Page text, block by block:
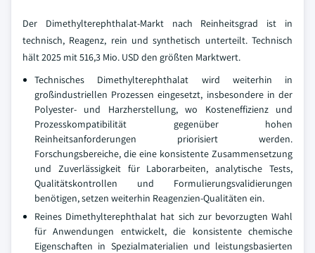
Der Dimethylterephthalat-Markt nach Reinheitsgrad ist in
technisch, Reagenz, rein und synthetisch unterteilt. Technisch
hält 2025 mit 516,3 Mio. USD den größten Marktwert.
Technisches Dimethylterephthalat wird weiterhin in
großindustriellen Prozessen eingesetzt, insbesondere in der
Polyester- und Harzherstellung, wo Kosteneffizienz und
Prozesskompatibilität gegenüber hohen
Reinheitsanforderungen priorisiert werden.
Forschungsbereiche, die eine konsistente Zusammensetzung
und Zuverlässigkeit für Laborarbeiten, analytische Tests,
Qualitätskontrollen und Formulierungsvalidierungen
benötigen, setzen weiterhin Reagenzien-Qualitäten ein.
Reines Dimethylterephthalat hat sich zur bevorzugten Wahl
für Anwendungen entwickelt, die konsistente chemische
Eigenschaften in Spezialmaterialien und leistungsbasierten